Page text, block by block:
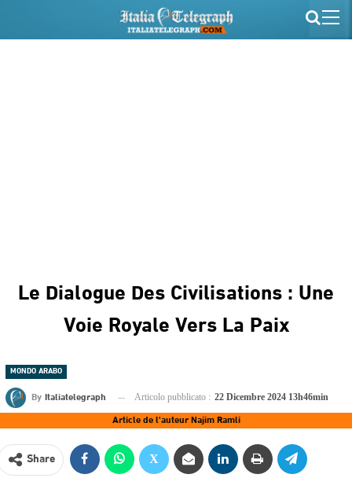
Le Dialogue Des Civilisations : Une
Voie Royale Vers La Paix
MONDO ARABO
By Italiatelegraph Articolo pubblicato : 22 Dicembre 2024 13h46min
Article de l'auteur Najim Ramli
Share